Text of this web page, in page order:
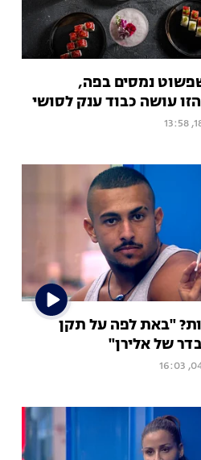
נמסים בפה,
עושה כבוד ענק לסושי
"באת לפה על תקן
של אלירן"